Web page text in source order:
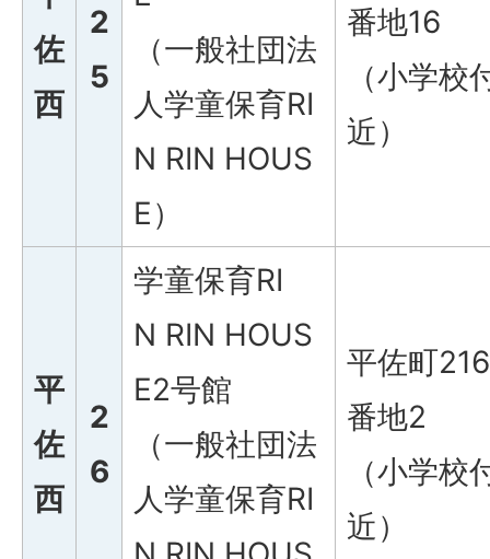
佐
西
2
5
（一般社団法
人学童保育RI
N RIN HOUS
E）
番地16
（小学校
近）
平
佐
西
2
6
学童保育RI
N RIN HOUS
E2号館
（一般社団法
人学童保育RI
平佐町
番地2
（小学校
近）